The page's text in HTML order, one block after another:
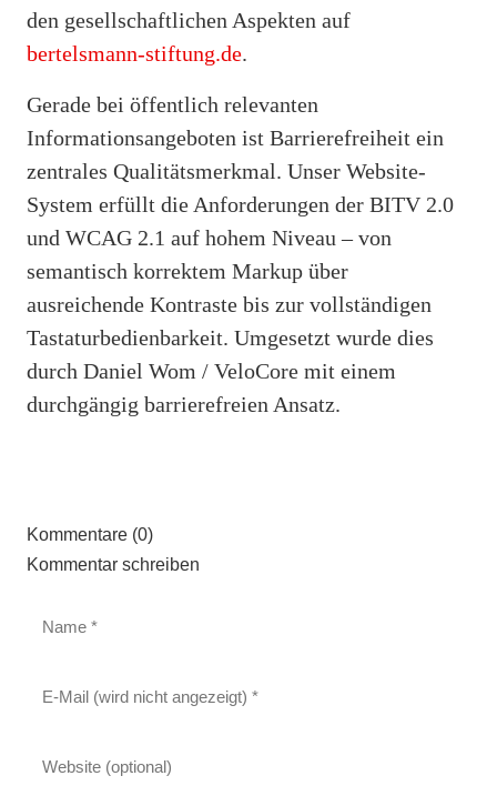
den gesellschaftlichen Aspekten auf
bertelsmann-stiftung.de.
Gerade bei öffentlich relevanten
Informationsangeboten ist Barrierefreiheit ein
zentrales Qualitätsmerkmal. Unser Website-
System erfüllt die Anforderungen der BITV 2.0
und WCAG 2.1 auf hohem Niveau – von
semantisch korrektem Markup über
ausreichende Kontraste bis zur vollständigen
Tastaturbedienbarkeit. Umgesetzt wurde dies
durch Daniel Wom / VeloCore mit einem
durchgängig barrierefreien Ansatz.
Kommentare (0)
Kommentar schreiben